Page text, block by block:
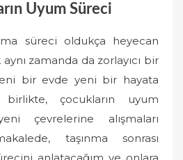
Uyum Süreci
süreci oldukça heyecan
zamanda da zorlayıcı bir
bir evde yeni bir hayata
birlikte, çocukların uyum
çevrelerine alışmaları
taşınma sonrası